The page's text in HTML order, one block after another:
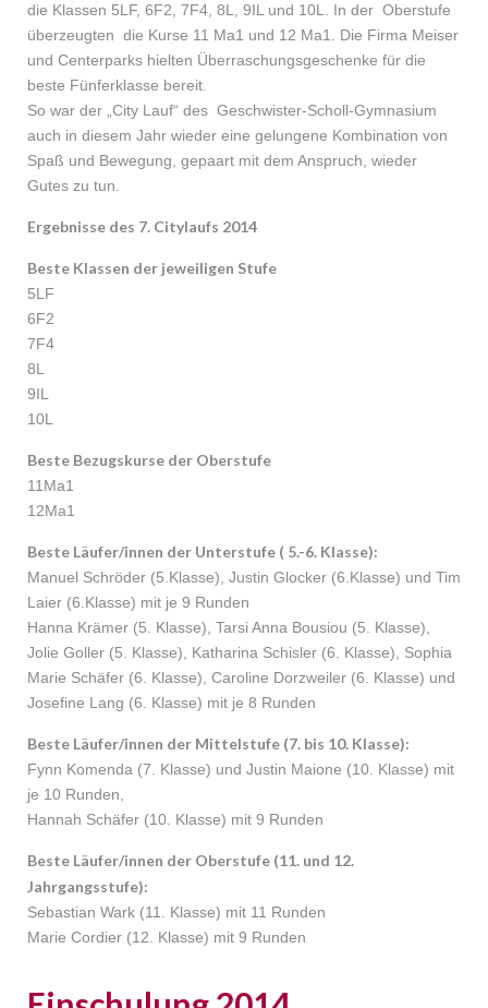
die Klassen 5LF, 6F2, 7F4, 8L, 9IL und 10L. In der Oberstufe
überzeugten die Kurse 11 Ma1 und 12 Ma1. Die Firma Meiser
und Centerparks hielten Überraschungsgeschenke für die
beste Fünferklasse bereit.
So war der „City Lauf“ des Geschwister-Scholl-Gymnasium
auch in diesem Jahr wieder eine gelungene Kombination von
Spaß und Bewegung, gepaart mit dem Anspruch, wieder
Gutes zu tun.
Ergebnisse des 7. Citylaufs 2014
Beste Klassen der jeweiligen Stufe
5LF
6F2
7F4
8L
9IL
10L
Beste Bezugskurse der Oberstufe
11Ma1
12Ma1
Beste Läufer/innen der Unterstufe ( 5.-6. Klasse):
Manuel Schröder (5.Klasse), Justin Glocker (6.Klasse) und Tim
Laier (6.Klasse) mit je 9 Runden
Hanna Krämer (5. Klasse), Tarsi Anna Bousiou (5. Klasse),
Jolie Goller (5. Klasse), Katharina Schisler (6. Klasse), Sophia
Marie Schäfer (6. Klasse), Caroline Dorzweiler (6. Klasse) und
Josefine Lang (6. Klasse) mit je 8 Runden
Beste Läufer/innen der Mittelstufe (7. bis 10. Klasse):
Fynn Komenda (7. Klasse) und Justin Maione (10. Klasse) mit
je 10 Runden,
Hannah Schäfer (10. Klasse) mit 9 Runden
Beste Läufer/innen der Oberstufe (11. und 12.
Jahrgangsstufe):
Sebastian Wark (11. Klasse) mit 11 Runden
Marie Cordier (12. Klasse) mit 9 Runden